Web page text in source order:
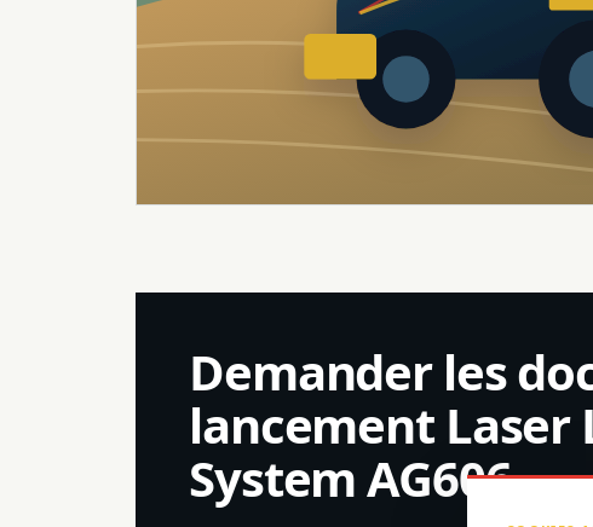
Demander les
lancement Laser
System AG606